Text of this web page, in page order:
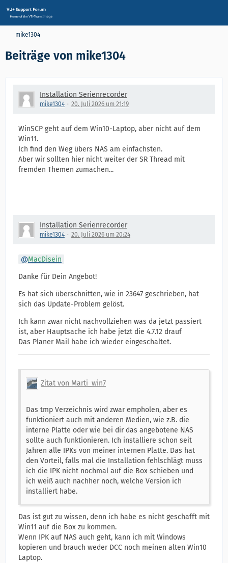
mike1304
Beiträge von mike1304
Installation Serienrecorder
mike1304 20. Juli 2026 um 21:19
WinSCP geht auf dem Win10-Laptop, aber nicht auf dem
Win11.
Ich find den Weg übers NAS am einfachsten.
Aber wir sollten hier nicht weiter der SR Thread mit
fremden Themen zumachen...
Installation Serienrecorder
mike1304 20. Juli 2026 um 20:24
MacDisein
Danke für Dein Angebot!
Es hat sich überschnitten, wie in 23647 geschrieben, hat
sich das Update-Problem gelöst.
Ich kann zwar nicht nachvollziehen was da jetzt passiert
ist, aber Hauptsache ich habe jetzt die 4.7.12 drauf
Das Planer Mail habe ich wieder eingeschaltet.
Zitat von Marti_win7
Das tmp Verzeichnis wird zwar empholen, aber es
funktioniert auch mit anderen Medien, wie z.B. die
interne Platte oder wie bei dir das angebotene NAS
sollte auch funktionieren. Ich installiere schon seit
Jahren alle IPKs von meiner internen Platte. Das hat
den Vorteil, falls mal die Installation fehlschlägt muss
ich die IPK nicht nochmal auf die Box schieben und
ich weiß auch nachher noch, welche Version ich
installiert habe.
Das ist gut zu wissen, denn ich habe es nicht geschafft mit
Win11 auf die Box zu kommen.
Wenn IPK auf NAS auch geht, kann ich mit Windows
kopieren und brauch weder DCC noch meinen alten Win10
Laptop.